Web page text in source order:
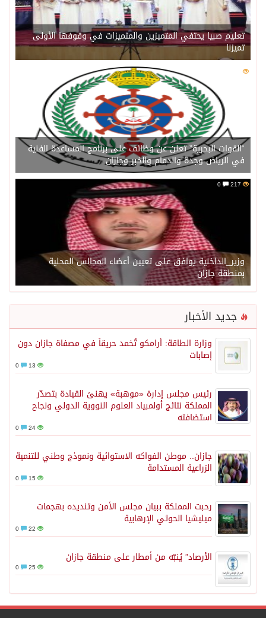
تعليم صبيا يحتفي المتميزين والمتميزات في وقوفها الأولى
تميزنا
217
“القوات البحرية” تعلن عن وظائف على برنامج المساعدة الفنية
في الرياض وجدة والدمام والخبر وجازان
217
وزير_الداخلية يوافق على تعيين أعضاء المجالس المحلية
بمنطقة جازان
جديد الأخبار
وزارة الطاقة: أرامكو تُخمد حريقاً في مصفاة جازان دون
إصابات
13
رئيس مجلس إدارة «موهبة» يهنئ القيادة بتصدّر
المملكة نتائج أولمبياد العلوم النووية الدولي ونجاح
استضافته
24
جازان.. موطن الفواكه الاستوائية ونموذج وطني للتنمية
الزراعية المستدامة
15
رحبت المملكة ببيان مجلس الأمن وتنديده بهجمات
ميليشيا الحوثي الإرهابية
22
الأرصاد” يُنبّه من أمطار على منطقة جازان
25